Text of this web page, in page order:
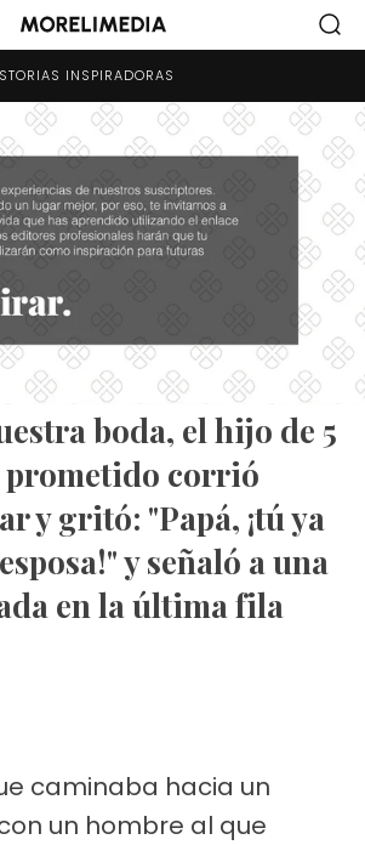
INSPIRADORAS
boda, el hijo de 5
prometido corrió
y gritó: "Papá, ¡tú ya
y señaló a una
en la última fila
caminaba hacia un
un hombre al que